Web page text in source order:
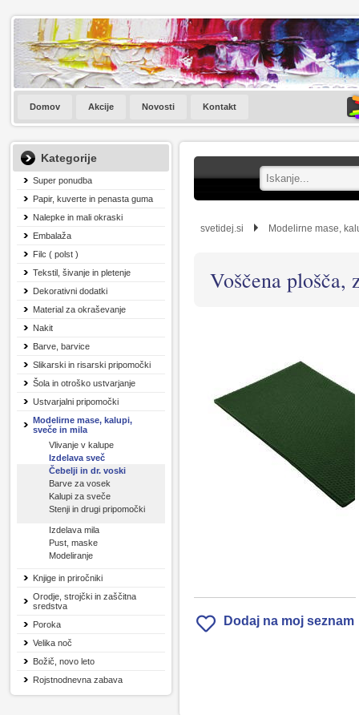
Domov Akcije Novosti Kontakt
Kategorije
Super ponudba
Papir, kuverte in penasta guma
Nalepke in mali okraski
Embalaža
Filc ( polst )
Tekstil, šivanje in pletenje
Dekorativni dodatki
Material za okraševanje
Nakit
Barve, barvice
Slikarski in risarski pripomočki
Šola in otroško ustvarjanje
Ustvarjalni pripomočki
Modelirne mase, kalupi,
sveče in mila
Vlivanje v kalupe
Izdelava sveč
Čebelji in dr. voski
Barve za vosek
Kalupi za sveče
Stenji in drugi pripomočki
Izdelava mila
Pust, maske
Modeliranje
Knjige in priročniki
Orodje, strojčki in zaščitna
sredstva
Poroka
Velika noč
Božič, novo leto
Rojstnodnevna zabava
svetidej.si Modelirne mase,
Voščena plošča,
Dodaj na moj seznam